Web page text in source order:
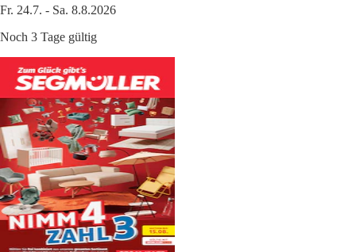
Fr. 24.7. - Sa. 8.8.2026
Noch 3 Tage gültig